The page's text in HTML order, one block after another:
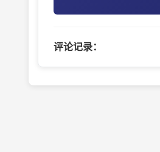
评论记录：